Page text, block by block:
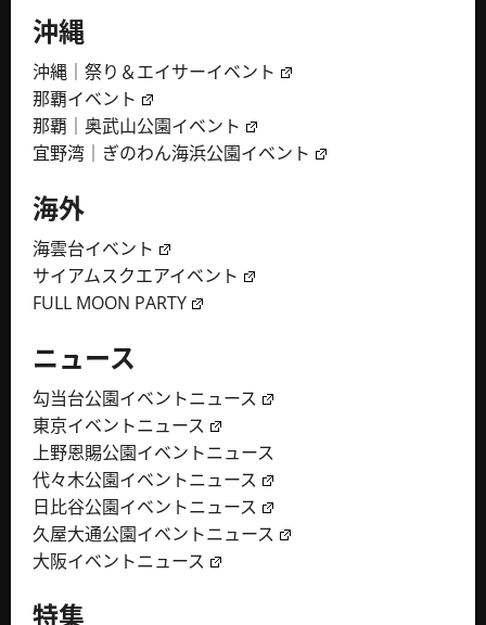
沖縄
沖縄｜祭り＆エイサーイベント
那覇イベント
那覇｜奥武山公園イベント
宜野湾｜ぎのわん海浜公園イベント
海外
海雲台イベント
サイアムスクエアイベント
FULL MOON PARTY
ニュース
勾当台公園イベントニュース
東京イベントニュース
上野恩賜公園イベントニュース
代々木公園イベントニュース
日比谷公園イベントニュース
久屋大通公園イベントニュース
大阪イベントニュース
特集